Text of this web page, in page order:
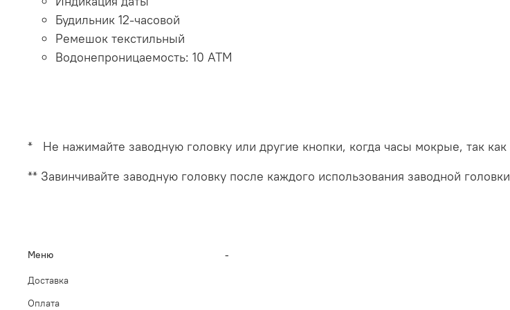
Будильник 12-часовой
Ремешок текстильный
Водонепроницаемость: 10 АТМ
* Не нажимайте заводную головку или другие кнопки, когда часы мокрые, так как
** Завинчивайте заводную головку после каждого использования заводной головки
Меню
Доставка
Оплата
-